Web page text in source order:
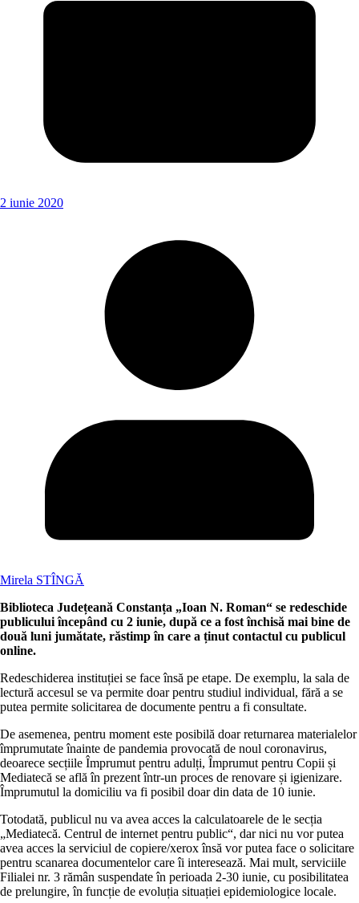
2 iunie 2020
Mirela STÎNGĂ
Biblioteca Județeană Constanța „Ioan N. Roman“ se redeschide
publicului începând cu 2 iunie, după ce a fost închisă mai bine de
două luni jumătate, răstimp în care a ținut contactul cu publicul
online.
Redeschiderea instituției se face însă pe etape. De exemplu, la sala de
lectură accesul se va permite doar pentru studiul individual, fără a se
putea permite solicitarea de documente pentru a fi consultate.
De asemenea, pentru moment este posibilă doar returnarea materialelor
împrumutate înainte de pandemia provocată de noul coronavirus,
deoarece secțiile Împrumut pentru adulți, Împrumut pentru Copii și
Mediatecă se află în prezent într-un proces de renovare și igienizare.
Împrumutul la domiciliu va fi posibil doar din data de 10 iunie.
Totodată, publicul nu va avea acces la calculatoarele de le secția
„Mediatecă. Centrul de internet pentru public“, dar nici nu vor putea
avea acces la serviciul de copiere/xerox însă vor putea face o solicitare
pentru scanarea documentelor care îi interesează. Mai mult, serviciile
Filialei nr. 3 rămân suspendate în perioada 2-30 iunie, cu posibilitatea
de prelungire, în funcție de evoluția situației epidemiologice locale.